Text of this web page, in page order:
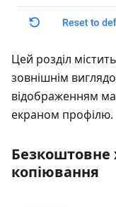
Цей розділ
зовнішнім
відображенням
екраном профілю.
Безкоштовне
копіювання